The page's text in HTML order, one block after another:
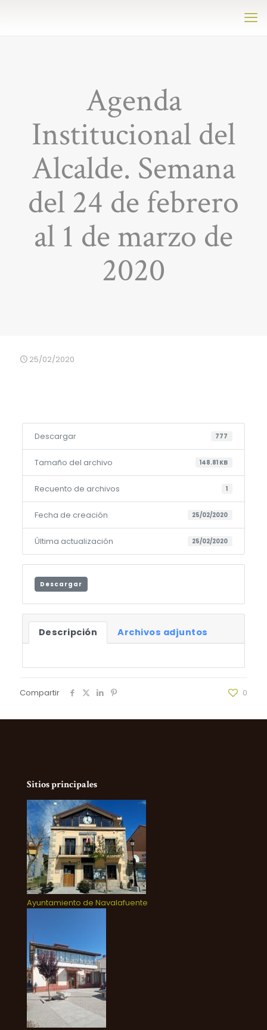
Agenda
Institucional del
Alcalde. Semana
del 24 de febrero
al 1 de marzo de
2020
25/02/2020
Descargar 777
Tamaño del archivo 148.81 KB
Recuento de archivos 1
Fecha de creación 25/02/2020
Última actualización 25/02/2020
Descargar
Descripción Archivos adjuntos
Compartir 0
Sitios principales
Ayuntamiento de Navalafuente